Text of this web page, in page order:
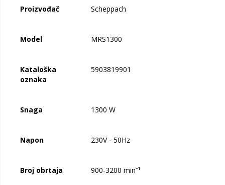
Proizvođač Scheppach
Model MRS1300
Kataloška
oznaka
5903819901
Snaga 1300 W
Napon 230V - 50Hz
Broj obrtaja 900-3200 min⁻¹